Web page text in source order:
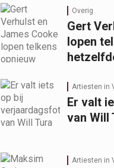
Overig
Gert
lopen
Artiesten in
Er valt
van Will
Artiesten in